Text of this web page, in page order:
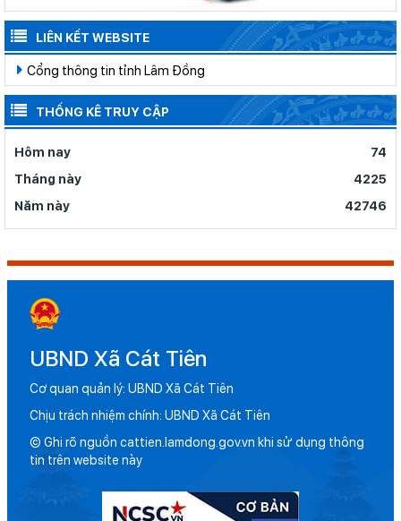
LIÊN KẾT WEBSITE
Cổng thông tin tỉnh Lâm Đồng
THỐNG KÊ TRUY CẬP
Hôm nay
74
Tháng này
4225
Năm này
42746
UBND Xã Cát Tiên
Cơ quan quản lý: UBND Xã Cát Tiên
Chịu trách nhiệm chính: UBND Xã Cát Tiên
© Ghi rõ nguồn cattien.lamdong.gov.vn khi sử dụng thông
tin trên website này